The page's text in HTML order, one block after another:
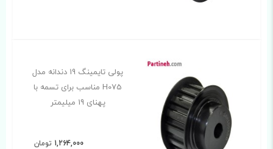
پولی تایمینگ 19 دندانه مدل
H075 مناسب برای تسمه با
پهنای 19 میلیمتر
1,264,000 تومان